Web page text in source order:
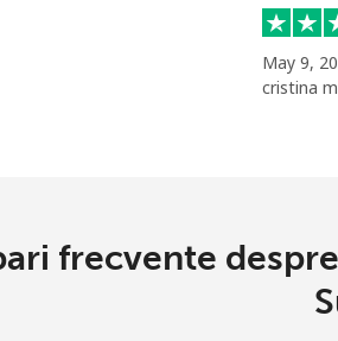
May 9,
cristina
frecvente